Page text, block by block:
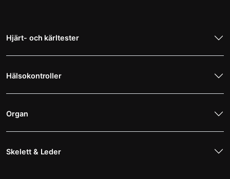
Hjärt- och kärltester
Hälsokontroller
Organ
Skelett & Leder